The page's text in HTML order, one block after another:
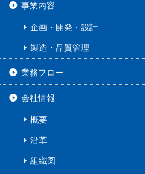
事業内容
企画・開発・設計
製造・品質管理
業務フロー
会社情報
概要
沿革
組織図